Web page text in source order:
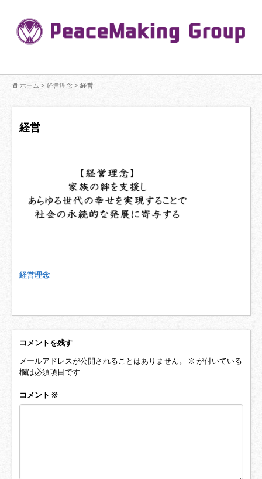
【公式】PeaceMaking Groupはお客様には一対一で向き合い、ご家族
を意図したコミュニケーションを大切にし【家族の絆】に寄り添いま
ホーム > 経営理念> 経営
経営
経営理念
コメントを残す
メールアドレスが公開されることはありません。
※が付いている
欄は必須項目です
コメント ※